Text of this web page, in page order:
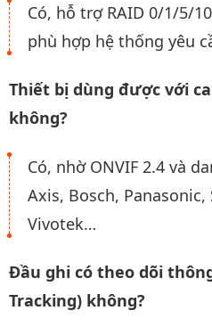
Có, hỗ trợ RAID 0/1/5/
phù hợp hệ thống yêu
Thiết bị dùng được với
không?
Có, nhờ ONVIF 2.4 và
Axis, Bosch, Panasonic,
Vivotek…
Đầu ghi có theo dõi
Tracking) không?